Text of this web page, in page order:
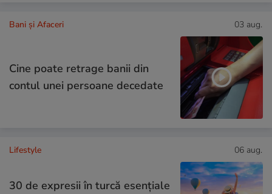
Bani și Afaceri 03 aug.
Cine poate retrage banii din
contul unei persoane decedate
Lifestyle 06 aug.
30 de expresii în turcă esențiale